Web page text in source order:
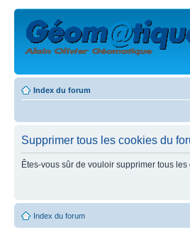
Index du forum
Supprimer tous les cookies du
Êtes-vous sûr de vouloir supprimer tous
Index du forum